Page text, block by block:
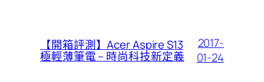
【開箱評測】Acer Aspire S13
極輕薄筆電 – 時尚科技新定義
2017-
01-24